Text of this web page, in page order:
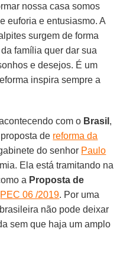
nossa casa somos
euforia e entusiasmo. A
surgem de forma
família quer dar sua
e desejos. É um
inspira sempre a
com o Brasil ,
de reforma da
do senhor Paulo
Ela está tramitando na
a Proposta de
PEC 06 /2019. Por uma
não pode deixar
sem que haja um amplo